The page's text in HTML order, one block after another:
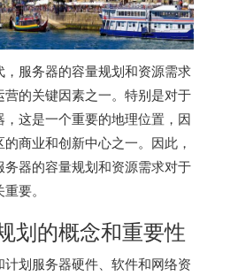
服务器的容量规划和资源需求
营的关键因素之一。特别是对于
这是一个重要的地理位置，因
商业和创新中心之一。因此，
务器的容量规划和资源需求对于
要。
划的概念和重要性
划服务器硬件、软件和网络资